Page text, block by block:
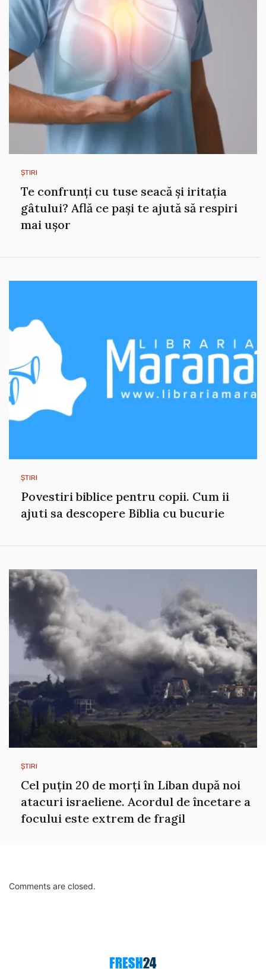
ȘTIRI
Te confrunți cu tuse seacă și iritația
gâtului? Află ce pași te ajută să respiri
mai ușor
ȘTIRI
Povestiri biblice pentru copii. Cum ii
ajuti sa descopere Biblia cu bucurie
ȘTIRI
Cel puțin 20 de morți în Liban după noi
atacuri israeliene. Acordul de încetare a
focului este extrem de fragil
Comments are closed.